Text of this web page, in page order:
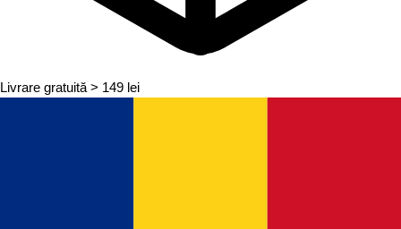
Livrare gratuită > 149 lei